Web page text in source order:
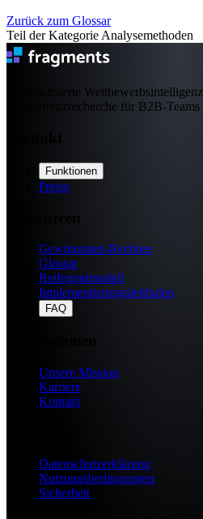
Zurück zum Glossar
Teil der Kategorie Analysemethoden
Automatisierte
Konkurrenzrecherche für B2B-Teams
Funktionen
Preise
Gewinnraten-Rechner
Glossar
Reifegradmodell
Implementierungsleitfaden
FAQ
Unsere Mission
Karriere
Kontakt
Datenschutzerklärung
Nutzungsbedingungen
Sicherheit